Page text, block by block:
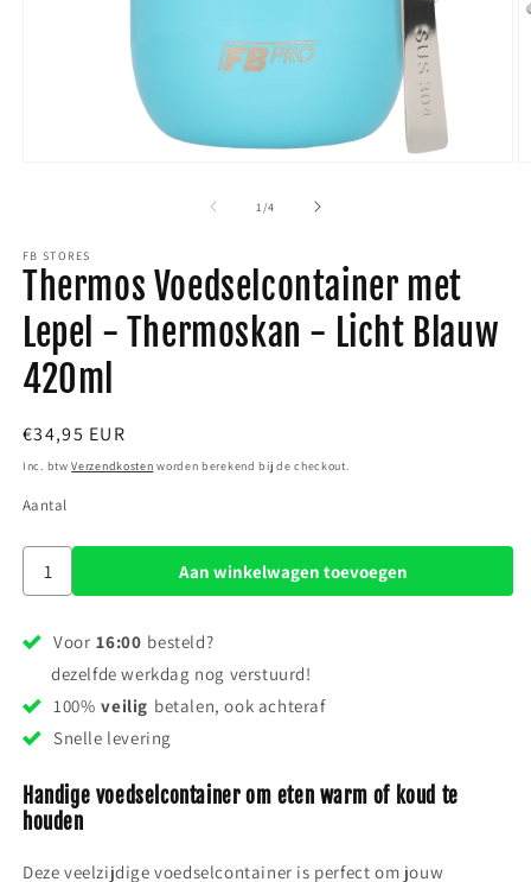
in
modaal
1 /van
4
FB STORES
Thermos Voedselcontainer met
Lepel - Thermoskan - Licht Blauw
420ml
Normale
prijs
€34,95 EUR
Inc. btwVerzendkosten worden berekend bij de checkout.
Aantal
Aan winkelwagen toevoegen
Voor 16:00 besteld?
dezelfde werkdag nog verstuurd!
100% veilig betalen, ook achteraf
Snelle levering
Handige voedselcontainer om eten warm of koud te
houden
Deze veelzijdige voedselcontainer is perfect om jouw